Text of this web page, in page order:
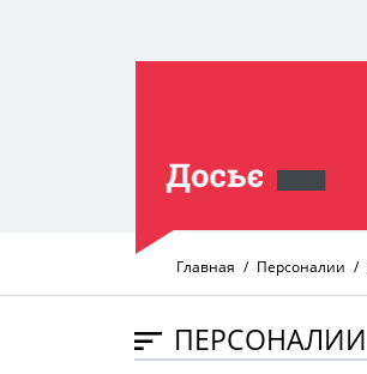
Главная Персоналии
ПЕРСОНАЛИИ